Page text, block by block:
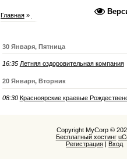
Главная»
30 Января, Пятница
16:35 Летняя оздоровительная компания
20 Января, Вторник
08:30 Красноярские краевые
Copyright MyCorp ©
Бесплатный хостинг
Регистрация
Вход